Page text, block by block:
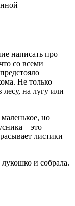
написать про
со всеми
Не только
на лугу или
но
– это
листики
лукошко и собрала.